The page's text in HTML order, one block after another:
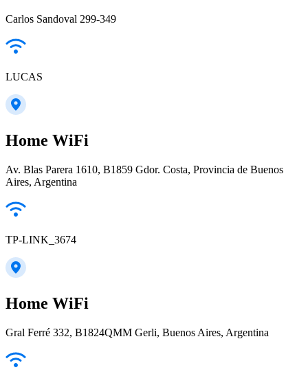
Carlos Sandoval 299-349
LUCAS
Home WiFi
Av. Blas Parera 1610, B1859 Gdor. Costa, Provincia de Buenos
Aires, Argentina
TP-LINK_3674
Home WiFi
Gral Ferré 332, B1824QMM Gerli, Buenos Aires, Argentina